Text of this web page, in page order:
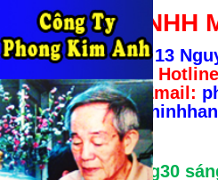
CÔNG TY
Địa chỉ: 13
Email:
Giờ làm việc từ 8g30